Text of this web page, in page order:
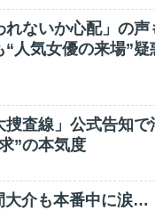
れないか心配」の
“人気女優の来場”
捜査線」公式告知で
”の本気度
介も本番中に涙…